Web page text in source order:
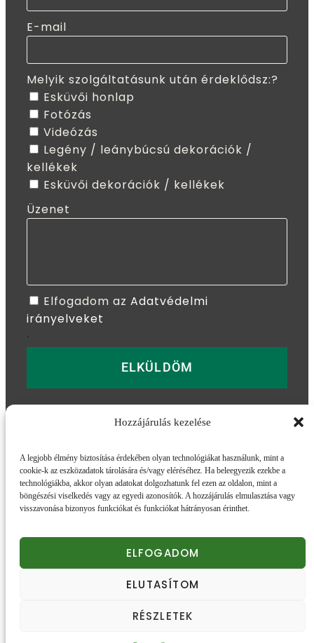
Hozzájárulás kezelése
A legjobb élmény biztosítása érdekében olyan technológiákat használunk, mint a
cookie-k az eszközadatok tárolására és/vagy eléréséhez. Ha beleegyezik ezekbe a
technológiákba, akkor olyan adatokat dolgozhatunk fel ezen az oldalon, mint a
böngészési viselkedés vagy az egyedi azonosítók. A hozzájárulás elmulasztása vagy
visszavonása bizonyos funkciókat és funkciókat hátrányosan érinthet.
ELFOGADOM
ELUTASÍTOM
RÉSZLETEK
Honlapunk sütiket (cookie) használ.
Elfogadom
E-mail
Melyik szolgáltatásunk után érdeklődsz:?
Esküvői honlap
Fotózás
Videózás
Legény / leánybúcsú dekorációk /
kellékek
Esküvői dekorációk / kellékek
Üzenet
Elfogadom az Adatvédelmi
irányelveket
ELKÜLDÖM
További információk
Adatvédelmi tájékozatóImpresszum ÁSZF
Szállítás és Fizetés
© 2026. Minden jog fenntartva.